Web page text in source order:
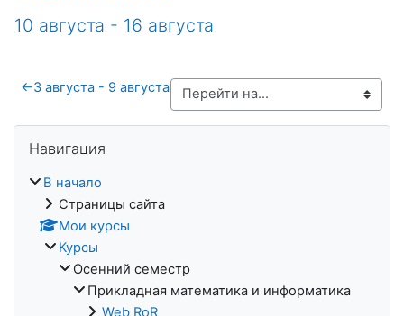
10 августа - 16 августа
←3 августа - 9 августа
Навигация
В начало
Страницы сайта
Мои курсы
Курсы
Осенний семестр
Прикладная математика и информатика
Web RoR